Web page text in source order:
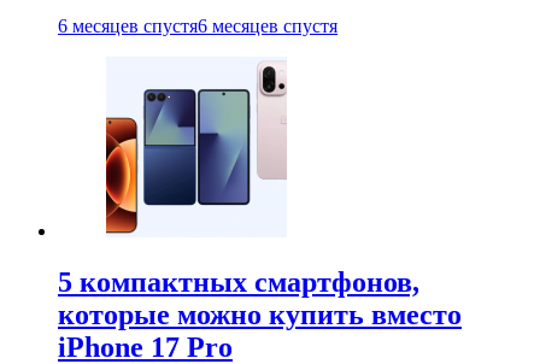
6 месяцев спустя6 месяцев спустя
5 компактных смартфонов,
которые можно купить вместо
iPhone 17 Pro